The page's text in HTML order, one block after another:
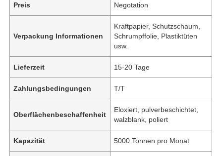
Preis Negotation
Verpackung Informationen
Kraftpapier, Schutzschaum,
Schrumpffolie, Plastiktüten
usw.
Lieferzeit 15-20 Tage
Zahlungsbedingungen T/T
Oberflächenbeschaffenheit
Eloxiert, pulverbeschichtet,
walzblank, poliert
Kapazität 5000 Tonnen pro Monat